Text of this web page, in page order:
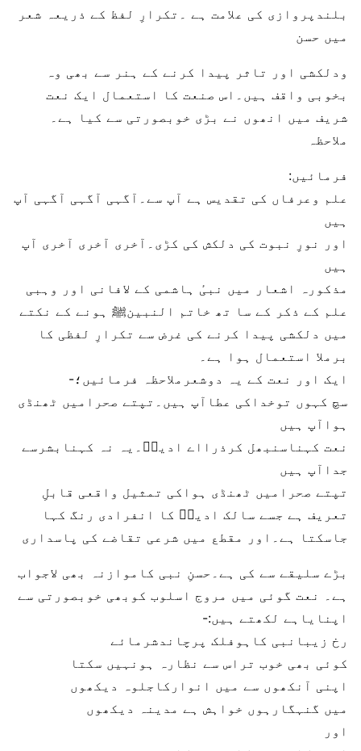
بلندپروازی کی علامت ہے ۔تکرارِ لفظ کے ذریعہ شعر
میں حسن
ودلکشی اور تاثر پیدا کرنے کے ہنر سے بھی وہ
بخوبی واقف ہیں۔اس صنعت کا استعمال ایک نعت
شریف میں انھوں نے بڑی خوبصورتی سے کیا ہے۔
ملاحظہ
فرمائیں:
علم وعرفاں کی تقدیس ہے آپ سے۔آگہی آگہی آگہی آپ
ہیں
اور نورِ نبوت کی دلکش کی کڑی۔آخری آخری آخری آپ
ہیں
مذکورہ اشعار میں نبیٔ ہاشمی کے لافانی اور وہبی
علم کے ذکر کے سا تھ خاتم النبینﷺ ہونے کے نکتے
میں دلکشی پیدا کرنے کی غرض سے تکرارِ لفظی کا
برملا استعمال ہوا ہے۔
ایک اور نعت کے یہ دوشعرملاحظہ فرمائیں؛-
سچ کہوں توخداکی عطاآپ ہیں۔تپتے صحرامیں ٹھنڈی
ہواآپ ہیں
نعت کہناسنبھل کرذرااے ادیبؔ۔یہ نہ کہنابشرسے
جداآپ ہیں
تپتے صحرامیں ٹھنڈی ہواکی تمثیل واقعی قابلِ
تعریف ہے جسے سالک ادیبؔ کا انفرادی رنگ کہا
جاسکتا ہے۔اور مقطع میں شرعی تقاضے کی پاسداری
بڑے سلیقے سے کی ہے۔حسنِ نبی کاموازنہ بھی لاجواب
ہے۔ نعت گوئی میں مروج اسلوب کوبھی خوبصورتی سے
اپنایاہے لکھتے ہیں:-
رخ زیبانبی کاہوفلک پرچاندشرمائے
کوئی بھی خوب تراس سے نظارہ ہونہیں سکتا
اپنی آنکھوں سے میں انوارکاجلوہ دیکھوں
میں گنہگارہوں خواہش ہے مدینہ دیکھوں
اور